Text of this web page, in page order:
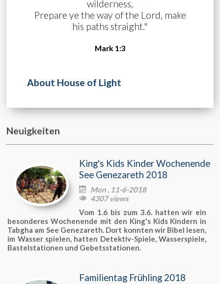
wilderness,
Prepare ye the way of the Lord, make
his paths straight."
Mark 1:3
About House of Light
Neuigkeiten
King's Kids Kinder Wochenende
See Genezareth 2018
 Mon , 11-6-2018
 4307 views
Vom 1.6 bis zum 3.6. hatten wir ein
besonderes Wochenende mit den King's Kids Kindern in
Tabgha am See Genezareth. Dort konnten wir Bibel lesen,
im Wasser spielen, hatten Detektiv-Spiele, Wasserspiele,
Bastelstationen und Gebetsstationen.
Familientag Frühling 2018